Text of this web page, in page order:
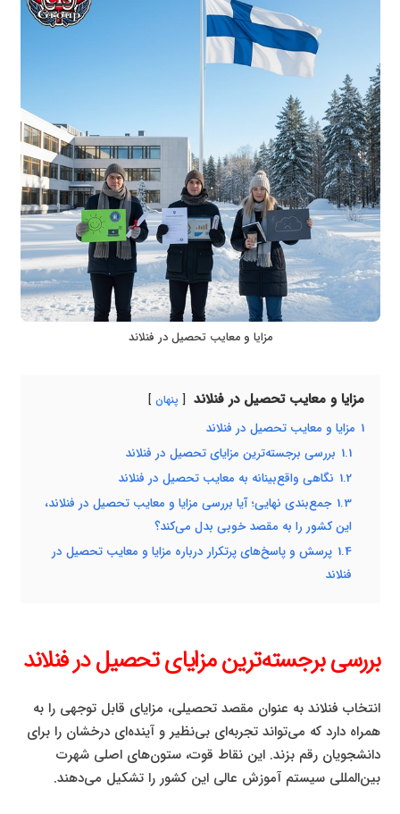
مزایا و معایب تحصیل در فنلاند
مزایا و معایب تحصیل در فنلاند پنهان
1 مزایا و معایب تحصیل در فنلاند
1.1 بررسی برجسته‌ترین مزایای تحصیل در فنلاند
1.2 نگاهی واقع‌بینانه به معایب تحصیل در فنلاند
1.3 جمع‌بندی نهایی؛ آیا بررسی مزایا و معایب تحصیل در فنلاند،
این کشور را به مقصد خوبی بدل می‌کند؟
1.4 پرسش و پاسخ‌های پرتکرار درباره مزایا و معایب تحصیل در
فنلاند
بررسی برجسته‌ترین مزایای تحصیل در فنلاند
انتخاب فنلاند به عنوان مقصد تحصیلی، مزایای قابل توجهی را به
همراه دارد که می‌تواند تجربه‌ای بی‌نظیر و آینده‌ای درخشان را برای
دانشجویان رقم بزند. این نقاط قوت، ستون‌های اصلی شهرت
بین‌المللی سیستم آموزش عالی این کشور را تشکیل می‌دهند.